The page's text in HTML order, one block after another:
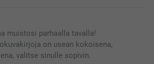
muistosi parhaalla tavalla!
on usean kokoisena,
valitse sinulle sopivin.